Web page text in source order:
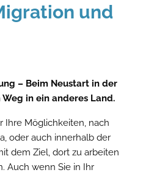
und
– Beim Neustart in der
in ein anderes Land.
Ihre Möglichkeiten, nach
oder auch innerhalb der
dem Ziel, dort zu arbeiten
Auch wenn Sie in Ihr